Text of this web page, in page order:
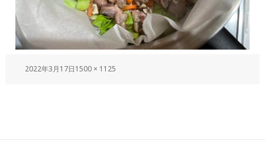
2022年3月17日1500 × 1125